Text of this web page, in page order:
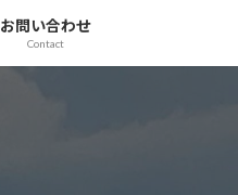
お問い合わせ
Contact